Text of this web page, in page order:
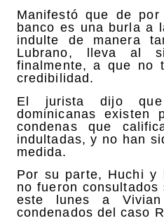
Manifestó que de
banco es una burla a
indulte de manera
Lubrano, lleva al
finalmente, a que no
credibilidad.
El jurista dijo
dominicanas existen
condenas que
indultadas, y no han
medida.
Por su parte, Huchi y
no fueron
este lunes a
condenados del caso